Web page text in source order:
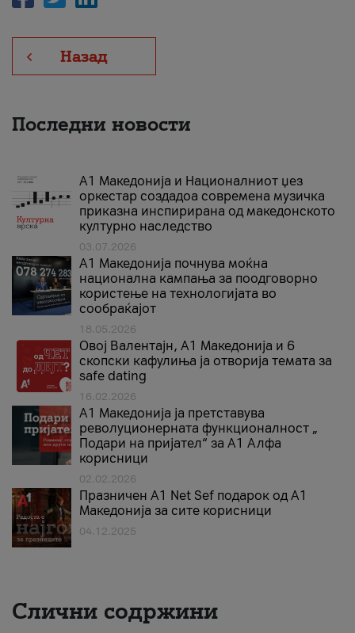
Назад
Последни новости
А1 Македонија и Националниот џез
оркестар создадоа современа музичка
приказна инспирирана од македонското
културно наследство
03.07.2026
A1 Македонија почнува моќна
национална кампања за поодговорно
користење на технологијата во
сообраќајот
18.05.2026
Овој Валентајн, A1 Македонија и 6
скопски кафулиња ја отворија темата за
safe dating
16.02.2026
А1 Македонија ја претставува
револуционерната функционалност „
Подари на пријател“ за А1 Алфа
корисници
02.02.2026
Празничен A1 Net Sеf подарок од А1
Македонија за сите корисници
04.12.2025
Слични содржини